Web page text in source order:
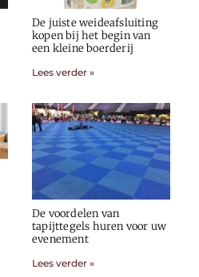
De juiste weideafsluiting
kopen bij het begin van
een kleine boerderij
Lees verder »
De voordelen van
tapijttegels huren voor uw
evenement
Lees verder »